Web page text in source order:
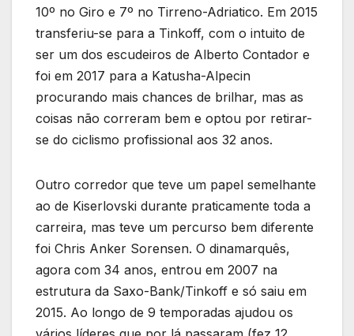
10º no Giro e 7º no Tirreno-Adriatico. Em 2015
transferiu-se para a Tinkoff, com o intuito de
ser um dos escudeiros de Alberto Contador e
foi em 2017 para a Katusha-Alpecin
procurando mais chances de brilhar, mas as
coisas não correram bem e optou por retirar-
se do ciclismo profissional aos 32 anos.
Outro corredor que teve um papel semelhante
ao de Kiserlovski durante praticamente toda a
carreira, mas teve um percurso bem diferente
foi Chris Anker Sorensen. O dinamarquês,
agora com 34 anos, entrou em 2007 na
estrutura da Saxo-Bank/Tinkoff e só saiu em
2015. Ao longo de 9 temporadas ajudou os